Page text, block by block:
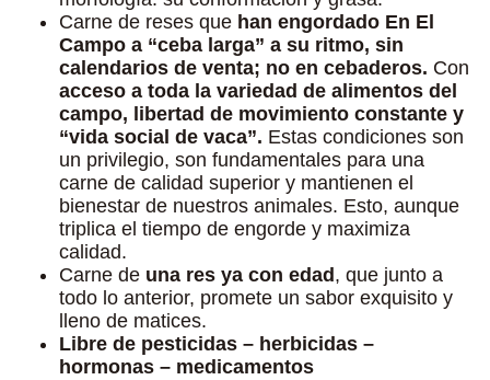
Carne de reses que han engordado En El
Campo a “ceba larga” a su ritmo, sin
calendarios de venta; no en cebaderos. Con
acceso a toda la variedad de alimentos del
campo, libertad de movimiento constante y
“vida social de vaca”. Estas condiciones son
un privilegio, son fundamentales para una
carne de calidad superior y mantienen el
bienestar de nuestros animales. Esto, aunque
triplica el tiempo de engorde y maximiza
calidad.
Carne de una res ya con edad , que junto a
todo lo anterior, promete un sabor exquisito y
lleno de matices.
Libre de pesticidas – herbicidas –
hormonas – medicamentos